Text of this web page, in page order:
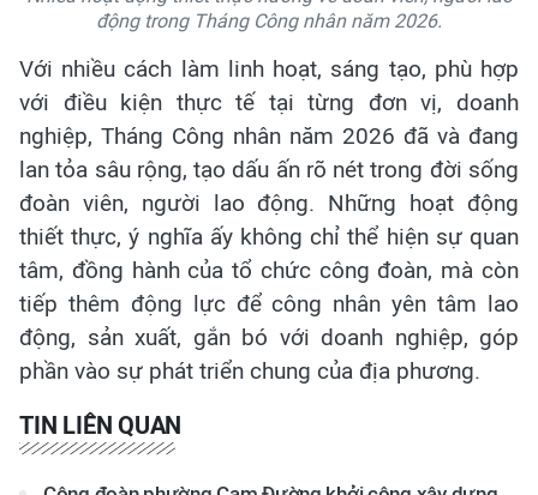
động trong Tháng Công nhân năm 2026.
Với nhiều cách làm linh hoạt, sáng tạo, phù hợp
với điều kiện thực tế tại từng đơn vị, doanh
nghiệp, Tháng Công nhân năm 2026 đã và đang
lan tỏa sâu rộng, tạo dấu ấn rõ nét trong đời sống
đoàn viên, người lao động. Những hoạt động
thiết thực, ý nghĩa ấy không chỉ thể hiện sự quan
tâm, đồng hành của tổ chức công đoàn, mà còn
tiếp thêm động lực để công nhân yên tâm lao
động, sản xuất, gắn bó với doanh nghiệp, góp
phần vào sự phát triển chung của địa phương.
TIN LIÊN QUAN